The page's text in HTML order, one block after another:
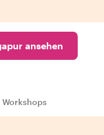
ansehen
Workshops